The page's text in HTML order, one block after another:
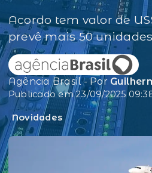
Acordo tem valor de
prevê mais 50 unidades
Agência Brasil - Por
Publicado em 23/09/2025
Novidades